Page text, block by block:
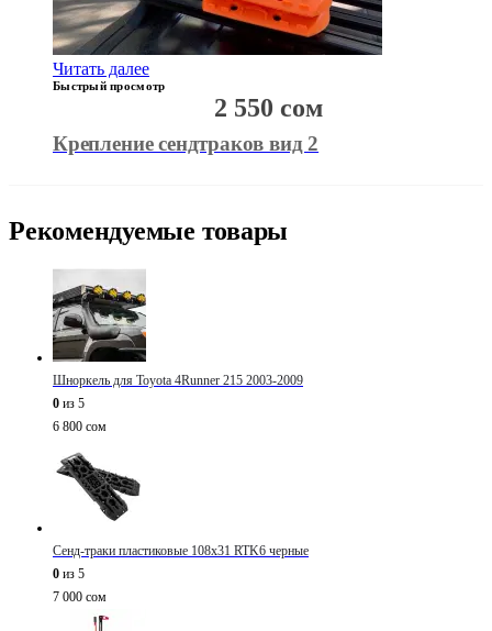
Читать далее
Быстрый просмотр
Крепление сендтраков вид 2
2 550 сом
Рекомендуемые товары
Шноркель для Toyota 4Runner 215 2003-2009
0 из 5
6 800 сом
Сенд-траки пластиковые 108х31 RTK6 черные
0 из 5
7 000 сом